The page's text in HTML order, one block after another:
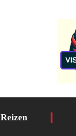
Reizen